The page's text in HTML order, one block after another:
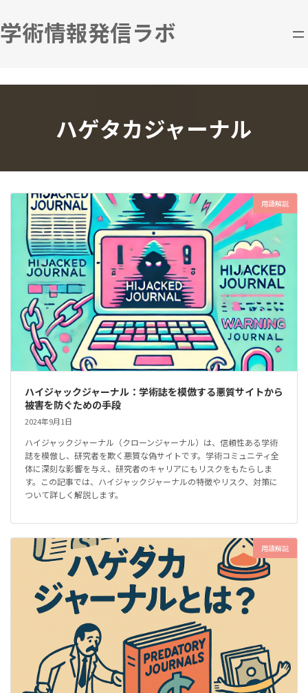
ン
テ
へ
ビ
ゲ
ョ
学術情報発信ラボ
ハゲタカジャーナル
用語解説
ハイジャックジャーナル：学術誌を模倣する悪質サイトから
被害を防ぐための手段
2024年9月1日
ハイジャックジャーナル（クローンジャーナル）は、信頼性ある学術
誌を模倣し、研究者を欺く悪質な偽サイトです。学術コミュニティ全
体に深刻な影響を与え、研究者のキャリアにもリスクをもたらしま
す。この記事では、ハイジャックジャーナルの特徴やリスク、対策に
ついて詳しく解説します。
用語解説